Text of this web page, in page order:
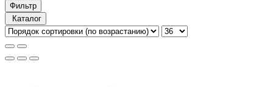
Фильтр
Каталог